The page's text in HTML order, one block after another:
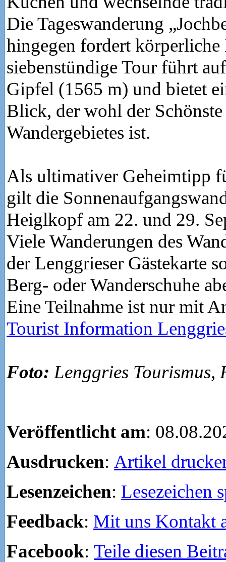
Die Tageswanderung
hingegen fordert körperliche
siebenstündige Tour führt
Gipfel (1565 m) und bietet
Blick, der wohl der Schönste
Wandergebietes ist.
Als ultimativer Geheimtipp
gilt die
Heiglkopf am 22. und 29.
Viele Wanderungen des
der Lenggrieser Gästekarte
Berg- oder Wanderschuhe
Eine Teilnahme ist nur mit
Tourist Information
Foto: Lenggries Tourismus,
Veröffentlicht am:
Ausdrucken: Artikel
Lesenzeichen: Lesezeichen
Feedback: Mit uns Kontakt
Facebook: Teile diesen